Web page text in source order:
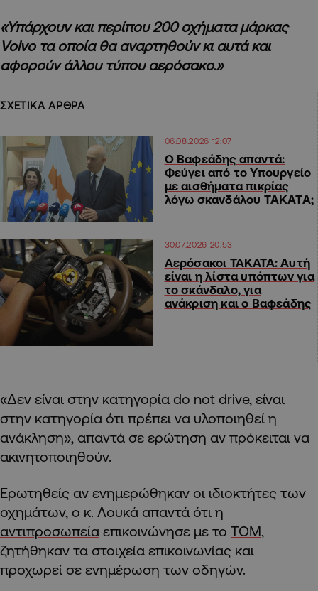
«Υπάρχουν και περίπου 200 οχήματα μάρκας
Volvo τα οποία θα αναρτηθούν κι αυτά και
αφορούν άλλου τύπου αερόσακο.»
ΣΧΕΤΙΚΑ ΑΡΘΡΑ
06.08.2026 12:07
Ο Βαφεάδης απαντά:
Φεύγει από το Υπουργείο
με αισθήματα πικρίας
λόγω σκανδάλου ΤΑΚΑΤΑ;
30.07.2026 20:53
Αερόσακοι TAKATA: Αυτή
είναι η λίστα υπόπτων για
το σκάνδαλο, για
ανάκριση και ο Βαφεάδης
«Δεν είναι στην κατηγορία do not drive, είναι
στην κατηγορία ότι πρέπει να υλοποιηθεί η
ανάκληση», απαντά σε ερώτηση αν πρόκειται να
ακινητοποιηθούν.
Ερωτηθείς αν ενημερώθηκαν οι ιδιοκτήτες των
οχημάτων, ο κ. Λουκά απαντά ότι η
αντιπροσωπεία επικοινώνησε με το ΤΟΜ
ζητήθηκαν τα στοιχεία επικοινωνίας και
προχωρεί σε ενημέρωση των οδηγών.